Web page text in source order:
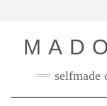
selfmade